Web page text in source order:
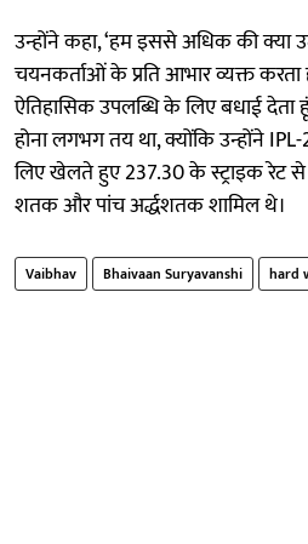
उन्होंने कहा, ‘हम इससे अधिक की क्या
चयनकर्ताओं के प्रति आभार व्यक्त
ऐतिहासिक उपलब्धि के लिए बधाई देता
होना लगभग तय था, क्योंकि उन्होंने
लिए खेलते हुए 237.30 के स्ट्राइक रेट
शतक और पांच अर्द्धशतक शामिल थे।
Vaibhav Bhaivaan Suryavanshi hard